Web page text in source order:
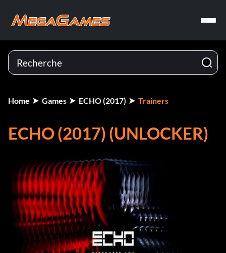
Home Games ECHO (2017) Trainers
ECHO (2017) (UNLOCKER)